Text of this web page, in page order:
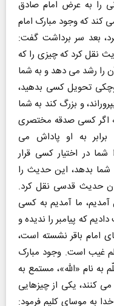
را به عرض امام صادق
کند که وجود مبارک امام
بعد سر برداشت گفت:
نقل کرد که چیزی را که
را رشد می دهد و به شما
تحویل کسی بدهید،
و بزرگ کند به شما
کسی صدقه مختصری
به او پاداش می
شما در اختیار کسی قرار
شما بدهد، این حدیث را
حدیث قدسی نقل کرد.
ما آمدیم به کسی
که پیامبر را ندیده و
امام باقر نشسته است،
غیب است. وجود مبارک
نام «الله»، مستمع به
می کنند، یکی از چیزهایی
به موسای کلیم فرمود: